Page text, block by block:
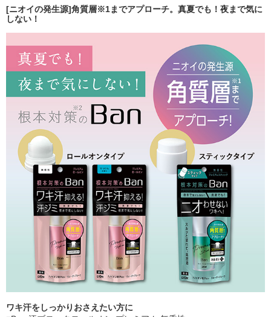
[ニオイの発生源]角質層※1までアプローチ。真夏でも！夜まで気に
しない！
ワキ汗をしっかりおさえたい方に